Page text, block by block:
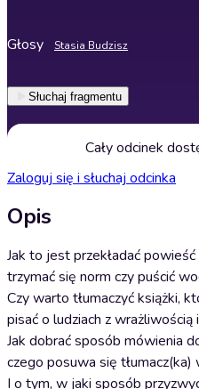
Głosy Stasia Budzisz
Słuchaj fragmentu
Cały odcinek
Zaloguj się i słuchaj odcinka
Opis
Jak to jest przekładać
trzymać się norm czy puścić
Czy warto tłumaczyć książki,
pisać o ludziach z wrażliwością
Jak dobrać sposób mówienia
czego posuwa się tłumacz(ka)
I o tym, w jaki sposób